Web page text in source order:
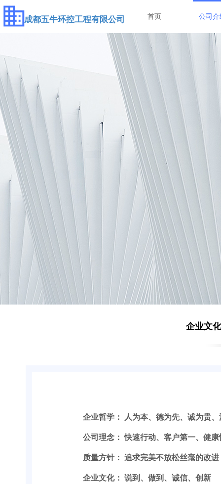
企业文
企业哲学： 人为本、德为先、诚为贵
公司理念： 快速行动、客户第一、健康
质量方针： 追求完美不放松丝毫的改
企业文化： 说到、做到、诚信、创新
首页 公司介
成都五牛环控工程有限公司